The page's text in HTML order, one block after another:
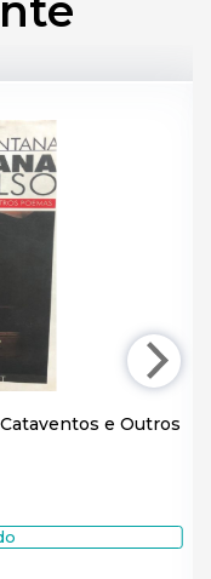
Pela Filosofia